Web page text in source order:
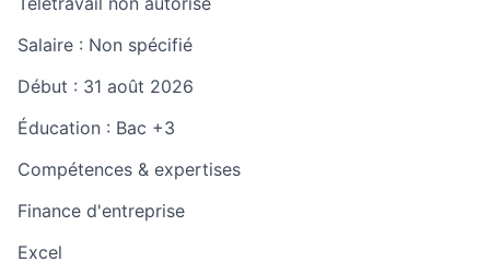
Salaire : Non spécifié
Début : 31 août 2026
Éducation : Bac +3
Compétences & expertises
Finance d'entreprise
Excel